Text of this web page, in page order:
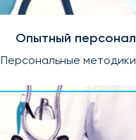
Опытный персонал
Персональные методики